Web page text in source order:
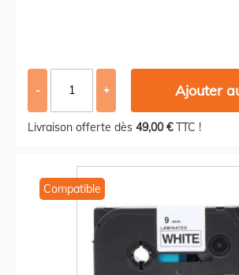
- + Ajouter
Livraison offerte dès 49,00 €TTC !
Compatible